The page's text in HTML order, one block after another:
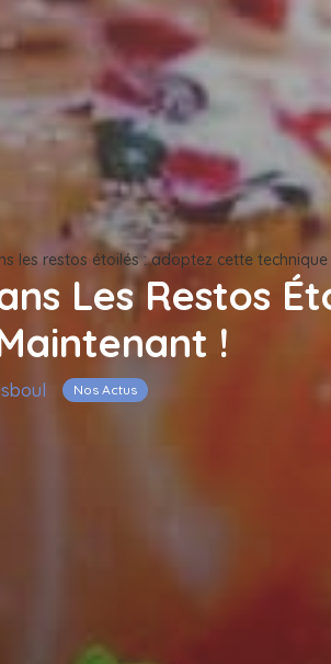
les restos étoilés : adoptez cette
Les Restos
!
Nos Actus